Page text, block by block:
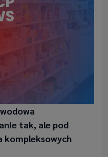
tak, ale pod
kompleksowych